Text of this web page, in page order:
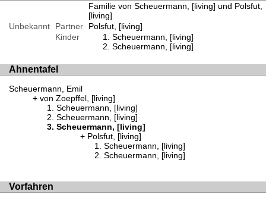
Familie von Scheuermann, [living] und Polsfut,
[living]
Unbekannt
Partner
Polsfut, [living]
Kinder
Scheuermann, [living]
Scheuermann, [living]
Ahnentafel
Scheuermann, Emil
von Zoepffel, [living]
Scheuermann, [living]
Scheuermann, [living]
Scheuermann, [living]
Polsfut, [living]
Scheuermann, [living]
Scheuermann, [living]
Vorfahren